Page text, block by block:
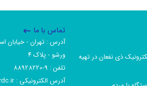
ذی نفعان در تهیه
تماس با ما
آدرس :‌ تهران - خیابان
ورشو - پلاک ۴
تلفن :‌ 9-88928220
آدرس الکترونیکی :‌ info[at]niordc.ir